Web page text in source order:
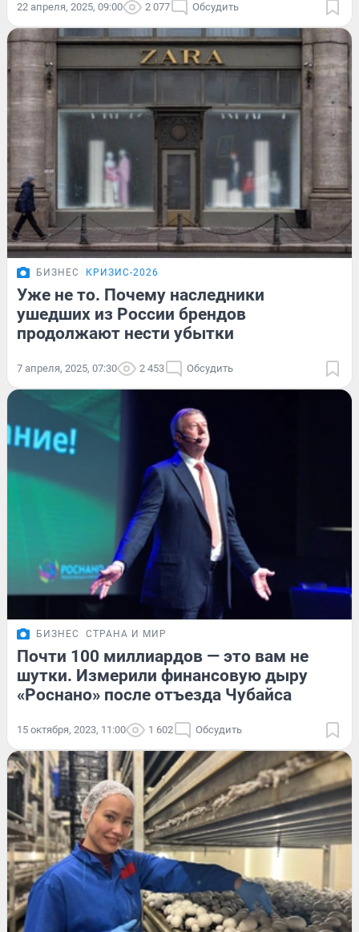
22 апреля, 2025, 09:00 2 077 Обсудить
БИЗНЕС КРИЗИС-2026
Уже не то. Почему наследники
ушедших из России брендов
продолжают нести убытки
7 апреля, 2025, 07:30 2 453 Обсудить
БИЗНЕС СТРАНА И МИР
Почти 100 миллиардов — это вам не
шутки. Измерили финансовую дыру
«Роснано» после отъезда Чубайса
15 октября, 2023, 11:00 1 602 Обсудить